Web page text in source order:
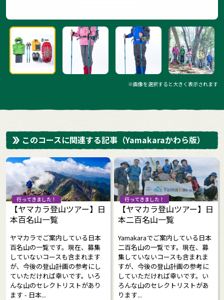
※画像を選択すると大きく表示されます
このコースに関連する記事 （Yamakaraかわら版）
行ってきました！
【ヤマカラ登山ツアー】日
本百名山一覧
ヤマカラでご案内している日本
百名山の一覧です。現在、募集
していないコースも含まれます
が、今後の登山計画の参考にし
ていただければ幸いです。いろ
んな山のセレクトリストがあり
ます - 日本...
行ってきました！
【ヤマカラ登山ツアー】日
本二百名山一覧
Yamakaraでご案内している日本
二百名山の一覧です。現在、募
集していないコースも含まれま
すが、今後の登山計画の参考に
していただければ幸いです。い
ろんな山のセレクトリストがあ
ります...